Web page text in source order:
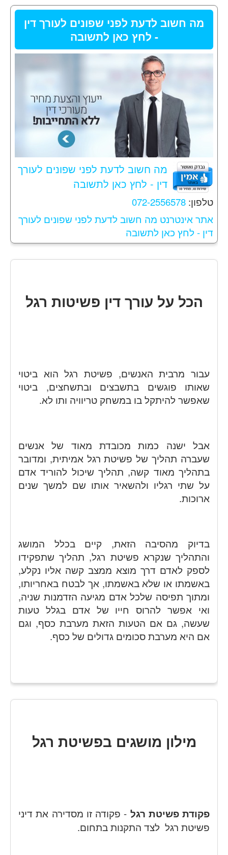
מה חשוב לדעת לפני שפונים לעורך דין
- לחץ כאן לתשובה
מה חשוב לדעת לפני שפונים לעורך
דין - לחץ כאן לתשובה
טלפון: 072-2556578
אתר אינטרנט מה חשוב לדעת לפני שפונים לעורך
דין - לחץ כאן לתשובה
הכל על עורך דין פשיטות רגל
עבור מרבית האנשים, פשיטת רגל הוא ביטוי
שאותו פוגשים בתשבצים ובתשחצים, ביטוי
שאפשר להיתקל בו במשחק טריוויה ותו לא.
אבל ישנה כמות מכובדת מאוד של אנשים
שעברה תהליך של פשיטת רגל אמיתית, ומדובר
בתהליך מאוד קשה, תהליך שיכול להוריד אדם
על שתי רגליו ולהשאיר אותו שם למשך שנים
ארוכות.
בדיוק מהסיבה הזאת, קיים בכלל המושג
והתהליך שנקרא פשיטת רגל, תהליך שתפקידו
לספק לאדם דרך מוצא ממצב קשה אליו נקלע,
באשמתו או שלא באשמתו, אך לבטח באחריותו,
ומתוך תפיסה שלכל אדם מגיעה הזדמנות שניה,
ואי אפשר להרוס חייו של אדם בגלל טעות
שעשה, גם אם הטעות הזאת מערבת כסף, וגם
אם היא מערבת סכומים גדולים של כסף.
מילון מושגים בפשיטת רגל
פקודת פשיטת רגל - פקודה זו מסדירה את דיני
פשיטת רגל לצד התקנות בתחום.